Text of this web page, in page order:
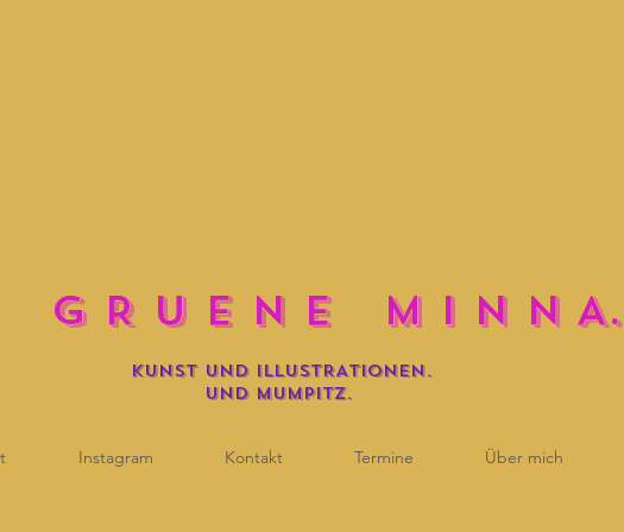
G R U E N E M I N N A.
KUNST UND iLLUSTRATIONEN.
und mumpitz.
Instagram Kontakt Termine Über mich